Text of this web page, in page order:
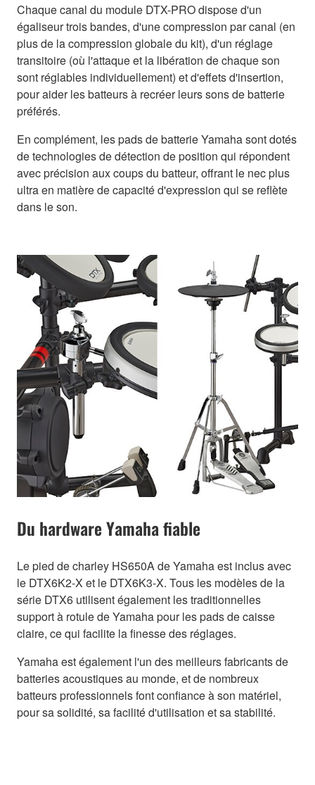
Chaque canal du module DTX-PRO dispose d'un
égaliseur trois bandes, d'une compression par canal (en
plus de la compression globale du kit), d'un réglage
transitoire (où l'attaque et la libération de chaque son
sont réglables individuellement) et d'effets d'insertion,
pour aider les batteurs à recréer leurs sons de batterie
préférés.
En complément, les pads de batterie Yamaha sont dotés
de technologies de détection de position qui répondent
avec précision aux coups du batteur, offrant le nec plus
ultra en matière de capacité d'expression qui se reflète
dans le son.
Du hardware Yamaha fiable
Le pied de charley HS650A de Yamaha est inclus avec
le DTX6K2-X et le DTX6K3-X. Tous les modèles de la
série DTX6 utilisent également les traditionnelles
support à rotule de Yamaha pour les pads de caisse
claire, ce qui facilite la finesse des réglages.
Yamaha est également l'un des meilleurs fabricants de
batteries acoustiques au monde, et de nombreux
batteurs professionnels font confiance à son matériel,
pour sa solidité, sa facilité d'utilisation et sa stabilité.